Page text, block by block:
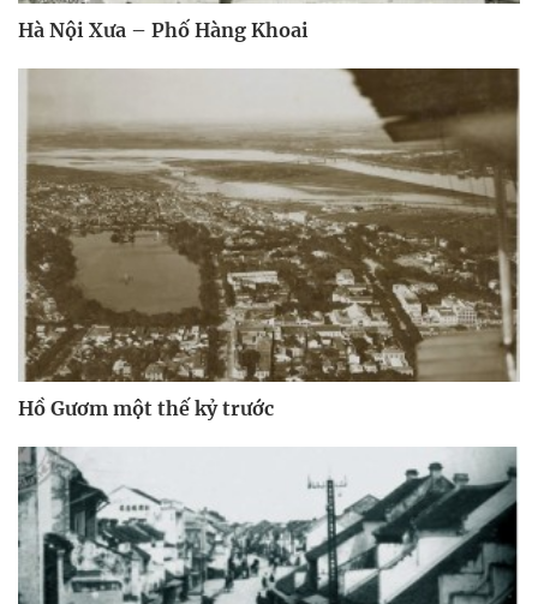
Hà Nội Xưa – Phố Hàng Khoai
Hồ Gươm một thế kỷ trước